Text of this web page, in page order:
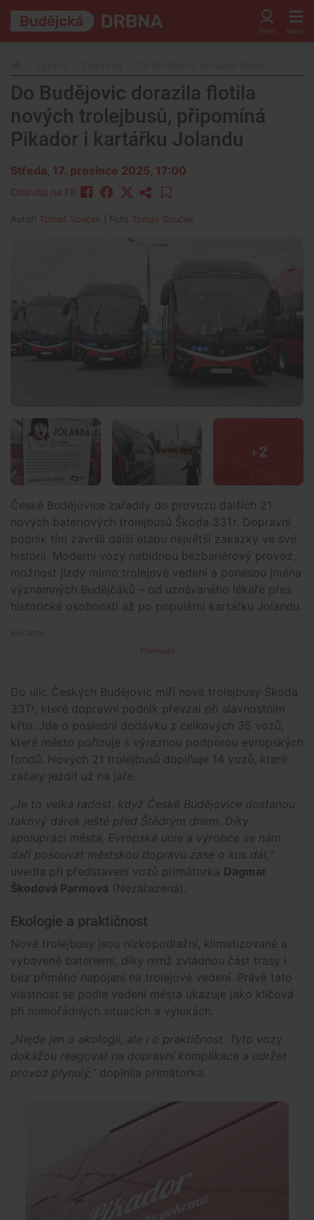
Do Budějovic dorazila flotila
nových trolejbusů, připomíná
Pikador i kartářku Jolandu
Středa, 17. prosince 2025, 17:00
Diskutuj na FB
Autoři Tomáš Souček | Foto Tomáš Souček
+2
České Budějovice zařadily do provozu dalších 21
nových bateriových trolejbusů Škoda 33Tr. Dopravní
podnik tím završil další etapu největší zakázky ve své
historii. Moderní vozy nabídnou bezbariérový provoz,
možnost jízdy mimo trolejové vedení a ponesou jména
významných Budějčáků – od uznávaného lékaře přes
historické osobnosti až po populární kartářku Jolandu.
Premium
Do ulic Českých Budějovic míří nové trolejbusy Škoda
33Tr, které dopravní podnik převzal při slavnostním
křtu. Jde o poslední dodávku z celkových 35 vozů,
které město pořizuje s výraznou podporou evropských
fondů. Nových 21 trolejbusů doplňuje 14 vozů, které
začaly jezdit už na jaře.
„Je to velká radost, když České Budějovice dostanou
takový dárek ještě před Štědrým dnem. Díky
spolupráci města, Evropské unie a výrobce se nám
daří posouvat městskou dopravu zase o kus dál,“
uvedla při představení vozů primátorka Dagmar
Škodová Parmová (Nezařazená).
Ekologie a praktičnost
Nové trolejbusy jsou nízkopodlažní, klimatizované a
vybavené bateriemi, díky nimž zvládnou část trasy i
bez přímého napojení na trolejové vedení. Právě tato
vlastnost se podle vedení města ukazuje jako klíčová
při mimořádných situacích a výlukách.
„Nejde jen o ekologii, ale i o praktičnost. Tyto vozy
dokážou reagovat na dopravní komplikace a udržet
provoz plynulý,“ doplnila primátorka.